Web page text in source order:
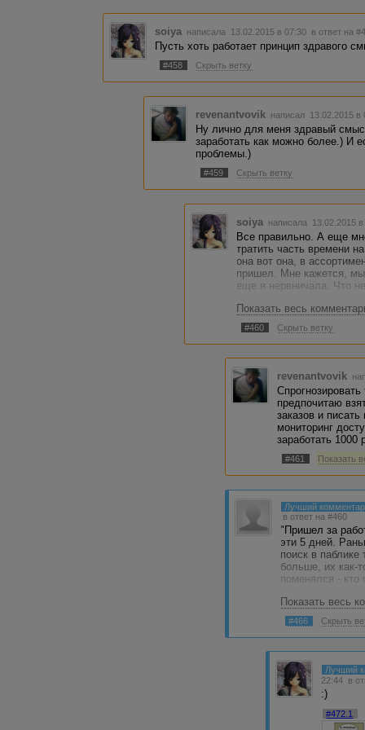
soiya написала 13.02.2015 в 07:30 в ответ на
Пусть хоть работает принцип здравого
#458 Скрыть ветку
revenantvovik написал 13.02.2015
Ну лично для меня здравый
заработать как можно более.) И
проблемы.)
#459 Скрыть ветку
soiya написала 13.02.2015
Все правильно. А еще
тратить часть времени
она вот она, в
пришел. Мне кажется,
еще я нервничала. Что
результате потеряю
себе). Поэтому мне
как кому, до для тех,
контролировать время
спрогнозировать
Показать весь
#460 Скрыть ветку
revenantvovik
предпочитаю
заказов и
мониторинг
заработать 1000
#461 Показать
Лучший
в ответ на #460
"Пришел за
эти 5 дней.
поиск в
больше, их как-
поменялся - кто
Показать весь
#466 Скрыть
Лучший
22:44 в
:)
#472.1